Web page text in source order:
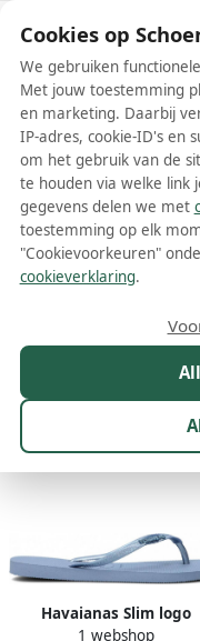
Blauwe
Meer lezen
37 resultaten:
Havaianas Slim logo
metallic Blauw Rubber
1 webshop
Cookies op
We gebruiken
Met jouw toestemming
en marketing. Daarbij
IP-adres, cookie-ID's en
om het gebruik van de
te houden via welke link
gegevens delen we met
toestemming op elk
"Cookievoorkeuren"
cookieverklaring.